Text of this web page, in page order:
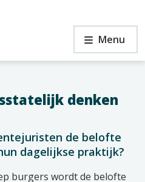
Menu
denken
de belofte
dagelijkse praktijk?
burgers wordt de belofte